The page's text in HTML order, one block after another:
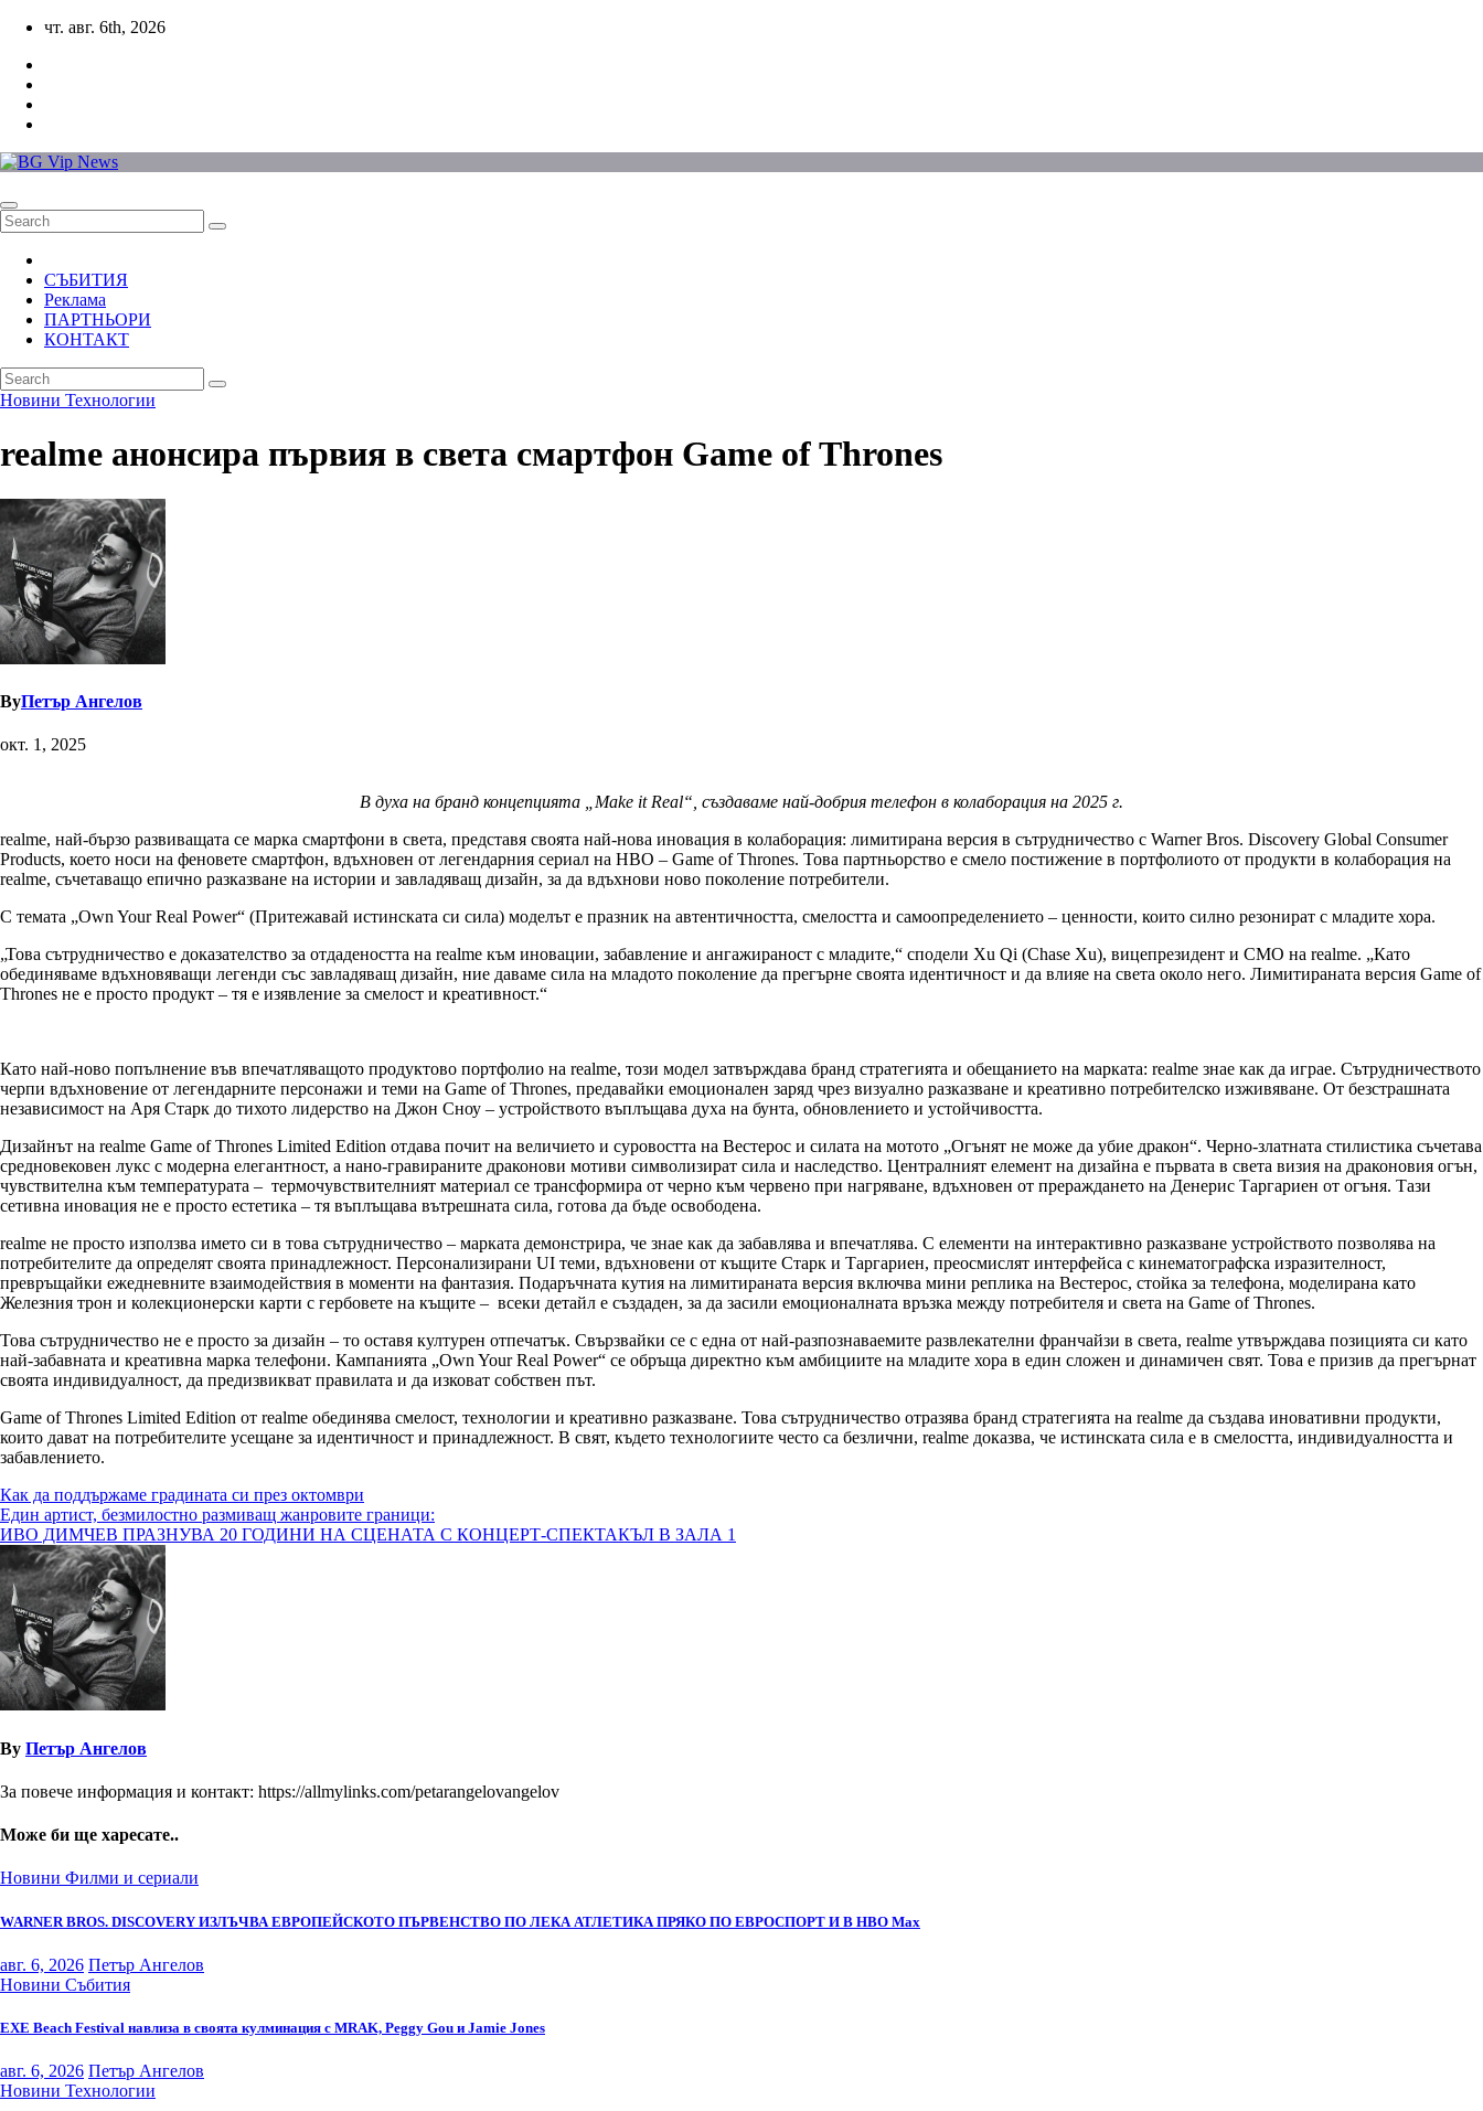
Skip
content
чт. авг. 6th, 2026
СЪБИТИЯ
Реклама
ПАРТНЬОРИ
КОНТАКТ
Новини Технологии
realme анонсира първия в света смартфон Game of Thrones
ByПетър Ангелов
окт. 1, 2025
В духа на бранд концепцията „Make it Real“, създаваме най-добрия телефон в колаборация на 2025 г.
realme, най-бързо развиващата се марка смартфони в света, представя своята най-нова иновация в колаборация: лимитирана версия в сътрудничество с Warner Bros. Discovery Global Consumer
Products, което носи на феновете смартфон, вдъхновен от легендарния сериал на HBO – Game of Thrones. Това партньорство е смело постижение в портфолиото от продукти в колаборация на
realme, съчетаващо епично разказване на истории и завладяващ дизайн, за да вдъхнови ново поколение потребители.
С темата „Own Your Real Power“ (Притежавай истинската си сила) моделът е празник на автентичността, смелостта и самоопределението – ценности, които силно резонират с младите хора.
„Това сътрудничество е доказателство за отдадеността на realme към иновации, забавление и ангажираност с младите,“ сподели Xu Qi (Chase Xu), вицепрезидент и CMO на realme. „Като
обединяваме вдъхновяващи легенди със завладяващ дизайн, ние даваме сила на младото поколение да прегърне своята идентичност и да влияе на света около него. Лимитираната версия Game of
Thrones не е просто продукт – тя е изявление за смелост и креативност.“
Като най-ново попълнение във впечатляващото продуктово портфолио на realme, този модел затвърждава бранд стратегията и обещанието на марката: realme знае как да играе. Сътрудничеството
черпи вдъхновение от легендарните персонажи и теми на Game of Thrones, предавайки емоционален заряд чрез визуално разказване и креативно потребителско изживяване. От безстрашната
независимост на Аря Старк до тихото лидерство на Джон Сноу – устройството въплъщава духа на бунта, обновлението и устойчивостта.
Дизайнът на realme Game of Thrones Limited Edition отдава почит на величието и суровостта на Вестерос и силата на мотото „Огънят не може да убие дракон“. Черно-златната стилистика съчетава
средновековен лукс с модерна елегантност, а нано-гравираните драконови мотиви символизират сила и наследство. Централният елемент на дизайна е първата в света визия на драконовия огън,
чувствителна към температурата – термочувствителният материал се трансформира от черно към червено при нагряване, вдъхновен от прераждането на Денерис Таргариен от огъня. Тази
сетивна иновация не е просто естетика – тя въплъщава вътрешната сила, готова да бъде освободена.
realme не просто използва името си в това сътрудничество – марката демонстрира, че знае как да забавлява и впечатлява. С елементи на интерактивно разказване устройството позволява на
потребителите да определят своята принадлежност. Персонализирани UI теми, вдъхновени от къщите Старк и Таргариен, преосмислят интерфейса с кинематографска изразителност,
превръщайки ежедневните взаимодействия в моменти на фантазия. Подаръчната кутия на лимитираната версия включва мини реплика на Вестерос, стойка за телефона, моделирана като
Железния трон и колекционерски карти с гербовете на къщите – всеки детайл е създаден, за да засили емоционалната връзка между потребителя и света на Game of Thrones.
Това сътрудничество не е просто за дизайн – то оставя културен отпечатък. Свързвайки се с една от най-разпознаваемите развлекателни франчайзи в света, realme утвърждава позицията си като
най-забавната и креативна марка телефони. Кампанията „Own Your Real Power“ се обръща директно към амбициите на младите хора в един сложен и динамичен свят. Това е призив да прегърнат
своята индивидуалност, да предизвикват правилата и да изковат собствен път.
Game of Thrones Limited Edition от realme обединява смелост, технологии и креативно разказване. Това сътрудничество отразява бранд стратегията на realme да създава иновативни продукти,
които дават на потребителите усещане за идентичност и принадлежност. В свят, където технологиите често са безлични, realme доказва, че истинската сила е в смелостта, индивидуалността и
забавлението.
Навигация
Как да поддържаме градината си през октомври
Един артист, безмилостно размиващ жанровите граници:
ИВО ДИМЧЕВ ПРАЗНУВА 20 ГОДИНИ НА СЦЕНАТА С КОНЦЕРТ-СПЕКТАКЪЛ В ЗАЛА 1
By Петър Ангелов
За повече информация и контакт: https://allmylinks.com/petarangelovangelov
Може би ще харесате..
Новини Филми и сериали
WARNER BROS. DISCOVERY ИЗЛЪЧВА ЕВРОПЕЙСКОТО ПЪРВЕНСТВО ПО ЛЕКА АТЛЕТИКА ПРЯКО ПО ЕВРОСПОРТ И В НВО Мах
авг. 6, 2026 Петър Ангелов
Новини Събития
EXE Beach Festival навлиза в своята кулминация с MRAK, Peggy Gou и Jamie Jones
авг. 6, 2026 Петър Ангелов
Новини Технологии